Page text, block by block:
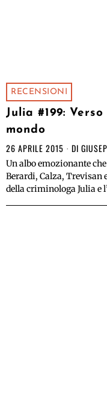
RECENSIONI
Julia #199:
mondo
26 APRILE 2015 DI
Un albo emozionante
Berardi, Calza,
della criminologa Julia e